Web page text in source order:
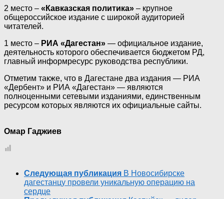
2 место – «Кавказская политика» – крупное
общероссийское издание с широкой аудиторией
читателей.
1 место – РИА «Дагестан» — официальное издание,
деятельность которого обеспечивается бюджетом РД,
главный информресурс руководства республики.
Отметим также, что в Дагестане два издания — РИА
«Дербент» и РИА «Дагестан» — являются
полноценными сетевыми изданиями, единственным
ресурсом которых являются их официальные сайты.
Омар Гаджиев
Следующая публикация В Новосибирске
дагестанцу провели уникальную операцию на
сердце